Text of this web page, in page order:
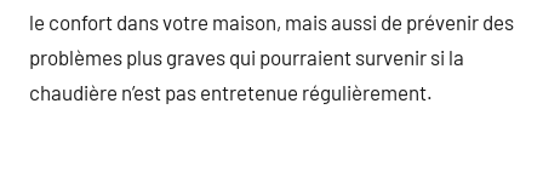
le confort dans votre maison, mais aussi de prévenir des
problèmes plus graves qui pourraient survenir si la
chaudière n’est pas entretenue régulièrement.